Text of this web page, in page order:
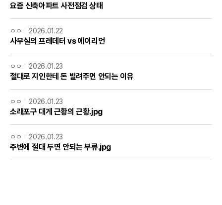
요즘 신축아파트 사전점검 상태
ㅇㅇ 2026.01.22
사무실의 프레데터 vs 에이리언
ㅇㅇ 2026.01.23
절대로 지인한테 돈 빌려주면 안되는 이유
ㅇㅇ 2026.01.23
소래포구 대게 근황의 근황.jpg
ㅇㅇ 2026.01.23
주변에 절대 두면 안되는 부류.jpg